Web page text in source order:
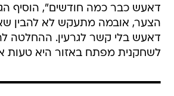
דאעש כבר כמה חודשים", הוסיף
הצער, אובמה מתעקש לא להבין
דאעש בלי קשר לגרעין. ההחלטה
לשחקנית מפתח באזור היא טעות